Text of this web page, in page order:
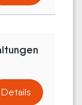
Details